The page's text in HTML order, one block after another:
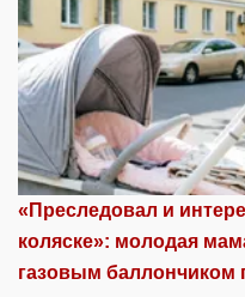
«Преследовал и
коляске»: молодая
газовым баллончиком